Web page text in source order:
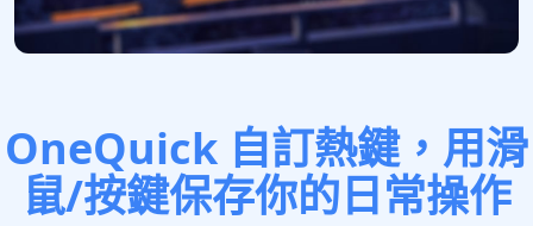
OneQuick 自訂熱鍵，用滑
鼠/按鍵保存你的日常操作